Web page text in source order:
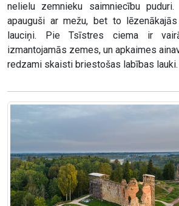
nelielu zemnieku saimniecību
apauguši ar mežu, bet to
lauciņi. Pie Tsīstres ciema ir
izmantojamās zemes, un apkaimes
redzami skaisti briestošas labības lauki.